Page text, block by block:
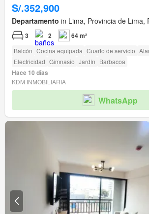
S/.352,900
Departamento in Lima, Provincia de Lima,
3 2 64 m²
Balcón Cocina equipada Cuarto de servicio
Electricidad Gimnasio Jardín Barbacoa
Hace 10 días
KDM INMOBILIARIA
WhatsApp